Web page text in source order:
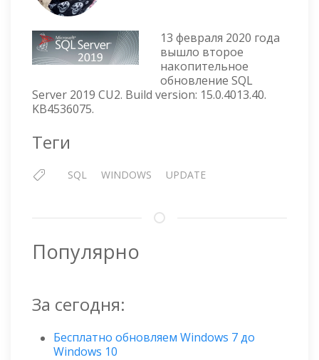
13 февраля 2020 года
вышло второе
накопительное
обновление SQL
Server 2019 CU2. Build version: 15.0.4013.40.
KB4536075.
Теги
SQL WINDOWS UPDATE
Популярно
За сегодня:
Бесплатно обновляем Windows 7 до
Windows 10